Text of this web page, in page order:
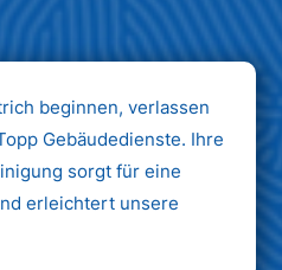
beginnen, verlassen
Gebäudedienste. Ihre
sorgt für eine
erleichtert unsere